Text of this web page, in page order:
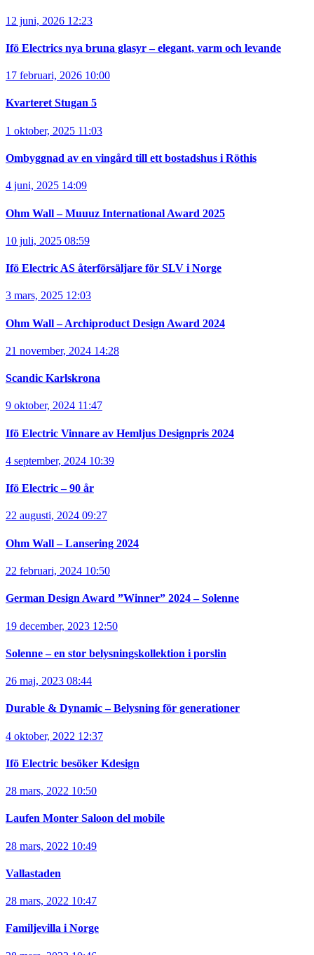
12 juni, 2026 12:23
Ifö Electrics nya bruna glasyr – elegant, varm och levande
17 februari, 2026 10:00
Kvarteret Stugan 5
1 oktober, 2025 11:03
Ombyggnad av en vingård till ett bostadshus i Röthis
4 juni, 2025 14:09
Ohm Wall – Muuuz International Award 2025
10 juli, 2025 08:59
Ifö Electric AS återförsäljare för SLV i Norge
3 mars, 2025 12:03
Ohm Wall – Archiproduct Design Award 2024
21 november, 2024 14:28
Scandic Karlskrona
9 oktober, 2024 11:47
Ifö Electric Vinnare av Hemljus Designpris 2024
4 september, 2024 10:39
Ifö Electric – 90 år
22 augusti, 2024 09:27
Ohm Wall – Lansering 2024
22 februari, 2024 10:50
German Design Award ”Winner” 2024 – Solenne
19 december, 2023 12:50
Solenne – en stor belysningskollektion i porslin
26 maj, 2023 08:44
Durable & Dynamic – Belysning för generationer
4 oktober, 2022 12:37
Ifö Electric besöker Kdesign
28 mars, 2022 10:50
Laufen Monter Saloon del mobile
28 mars, 2022 10:49
Vallastaden
28 mars, 2022 10:47
Familjevilla i Norge